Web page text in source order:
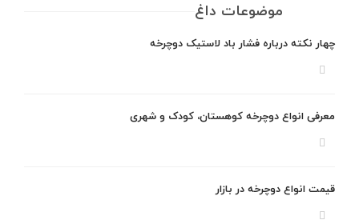
موضوعات داغ
چهار نکته درباره فشار باد لاستیک دوچرخه
معرفی انواع دوچرخه کوهستان، کودک و شهری
قیمت انواع دوچرخه در بازار